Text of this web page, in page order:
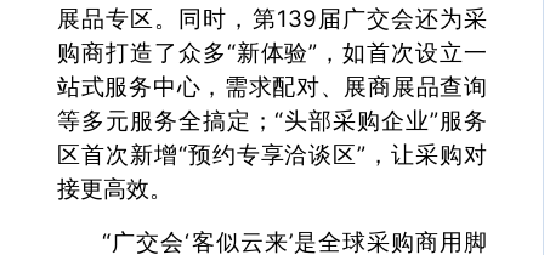
展品专区。同时，第139届广交会还为采
购商打造了众多“新体验”，如首次设立一
站式服务中心，需求配对、展商展品查询
等多元服务全搞定；“头部采购企业”服务
区首次新增“预约专享洽谈区”，让采购对
接更高效。
“广交会‘客似云来’是全球采购商用脚